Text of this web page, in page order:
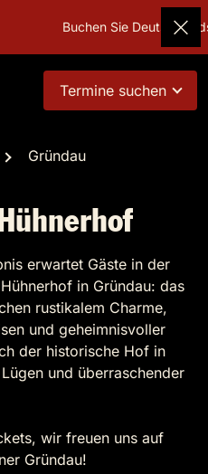
Buchen Sie
Termine suchen
Gründau
erwartet Gäste in der
in Gründau: das
rustikalem Charme,
und geheimnisvoller
der historische Hof in
und überraschender
wir freuen uns auf
Gründau!